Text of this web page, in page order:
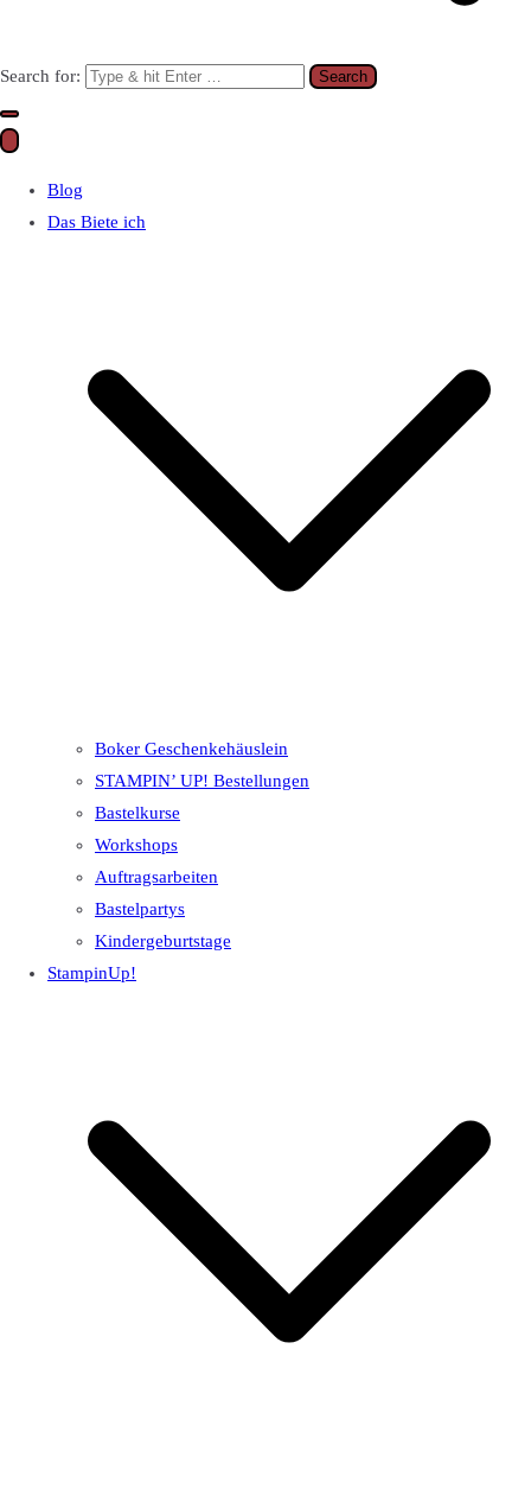
Search for:
Blog
Das Biete ich
Boker Geschenkehäuslein
STAMPIN’ UP! Bestellungen
Bastelkurse
Workshops
Auftragsarbeiten
Bastelpartys
Kindergeburtstage
StampinUp!